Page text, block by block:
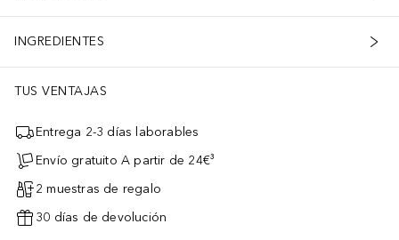
INGREDIENTES
TUS VENTAJAS
Entrega 2-3 días laborables
Envío gratuito A partir de 24€³
2 muestras de regalo
30 días de devolución